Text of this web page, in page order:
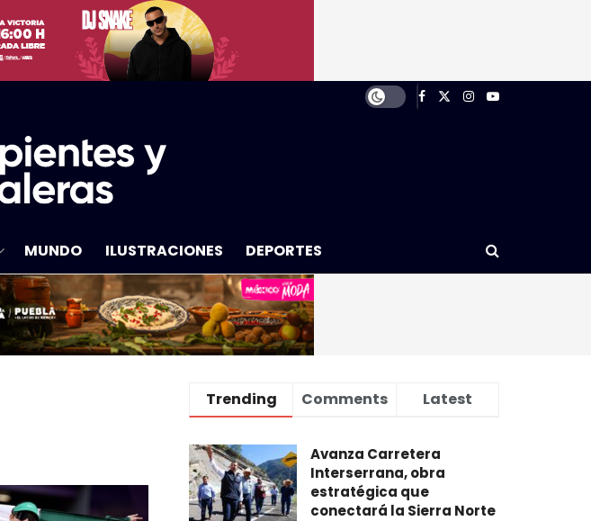
MUNDO ILUSTRACIONES DEPORTES
Trending Comments Latest
Avanza Carretera
Interserrana, obra
estratégica que
conectará la Sierra Norte